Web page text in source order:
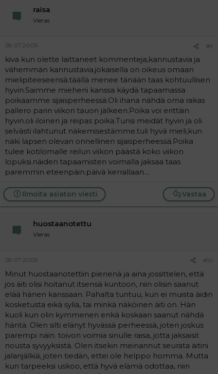
raisa
Vieras
28.07.2005 #9
kiva kun olette laittaneet kommenteja,kannustavia ja
vähemmän kannustavia.jokaisella on oikeus omaan
mielipiteeseensä.täällä menee tänään taas kohtuullisen
hyvin.Saimme mieheni kanssa käydä tapaamassa
poikaamme sijaisperheessä.Oli ihana nähdä oma rakas
pallero parin viikon tauon jälkeen.Poika voi erittäin
hyvin.oli iloinen ja reipas poika.Tunsi meidät hyvin ja oli
selvästi ilahtunut näkemisestämme.tuli hyvä mieli,kun
näki lapsen olevan onnellinen sijaisperheessä.Poika
tulee kotilomalle reilun viikon päästä koko viikon
lopuksi.näiden tapaamisten voimalla jaksaa taas
paremmin eteenpäin.päivä kerrallaan....
Vastaa
Ilmoita asiaton viesti
huostaanotettu
Vieras
28.07.2005 #10
Minut huostaanotettiin pienenä ja aina jossittelen, että
jos äiti olisi hoitanut itsensä kuntoon, niin olisin saanut
elää hänen kanssaan. Pahalta tuntuu, kun ei muista äidin
kosketusta eikä syliä, tai minkä näköinen äiti on. Hän
kuoli kun olin kymmenen enkä koskaan saanut nähdä
häntä. Olen silti elänyt hyvässä perheessä, joten joskus
parempi näin. toivon voimia sinulle raisa, jotta jaksaisit
nousta syvyyksistä. Olen itsekin meinannut seurata äitini
jalanjälkiä, joten tiedän, ettei ole helppo homma. Mutta
kun tarpeeksi uskoo, että hyvä elämä odottaa, niin